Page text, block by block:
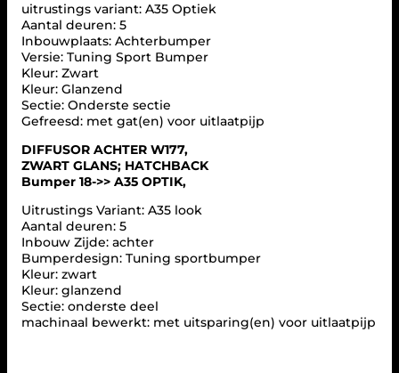
F
U
S
E
R
–
M
E
R
C
E
D
E
S
A
-
C
L
A
S
uitrustings variant: A35 Optiek
Aantal deuren: 5
Inbouwplaats: Achterbumper
Versie: Tuning Sport Bumper
Kleur: Zwart
Kleur: Glanzend
Sectie: Onderste sectie
Gefreesd: met gat(en) voor uitlaatpijp
DIFFUSOR ACHTER W177,
ZWART GLANS; HATCHBACK
Bumper 18->> A35 OPTIK,
Uitrustings Variant: A35 look
Aantal deuren: 5
Inbouw Zijde: achter
Bumperdesign: Tuning sportbumper
Kleur: zwart
Kleur: glanzend
Sectie: onderste deel
machinaal bewerkt: met uitsparing(en) voor uitlaatpijp